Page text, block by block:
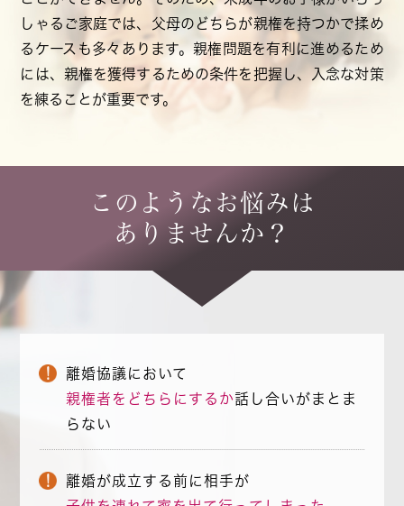
しゃるご家庭では、父母のどちらが親権を持つかで揉め
るケースも多々あります。親権問題を有利に進めるため
には、親権を獲得するための条件を把握し、入念な対策
を練ることが重要です。
このようなお悩みは
ありませんか？
離婚協議において
親権者をどちらにするか話し合いがまとま
らない
離婚が成立する前に相手が